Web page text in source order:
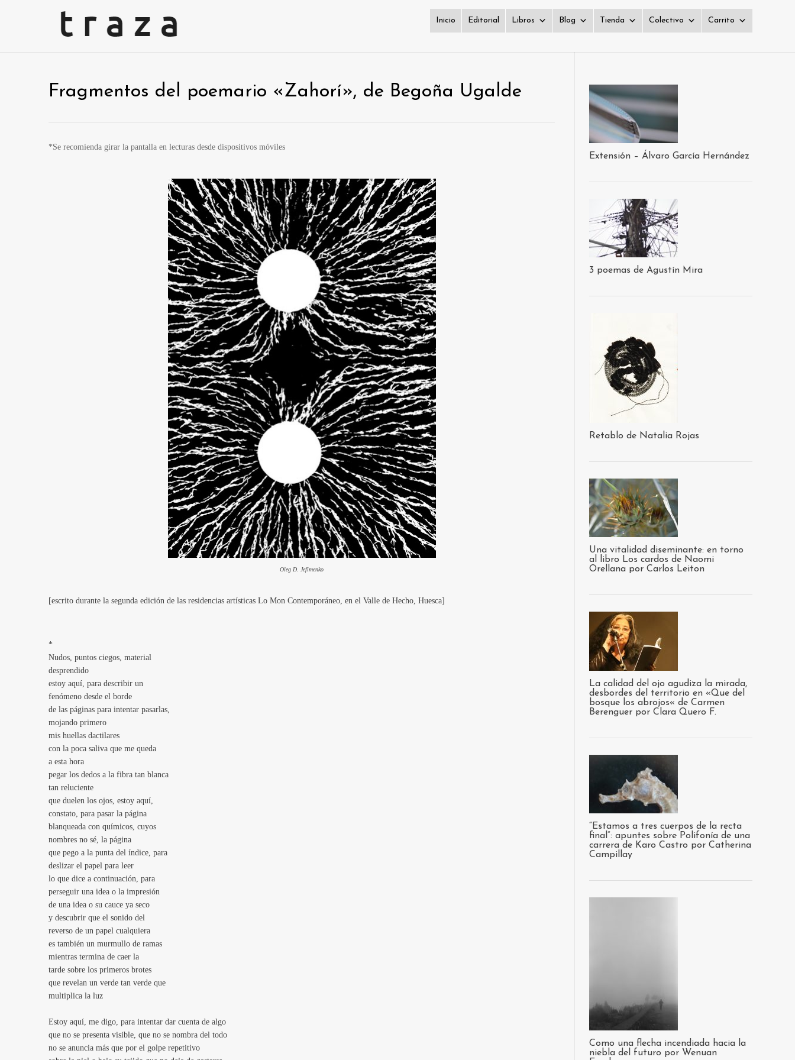
Inicio Editorial Libros Blog Tienda Colectivo Carrito
Fragmentos del poemario «Zahorí», de Begoña Ugalde
*Se recomienda girar la pantalla en lecturas desde dispositivos móviles
Oleg D. Jefimenko
[escrito durante la segunda edición de las residencias artísticas Lo Mon Contemporáneo, en el Valle de Hecho, Huesca]
*
Nudos, puntos ciegos, material
desprendido
estoy aquí, para describir un
fenómeno desde el borde
de las páginas para intentar pasarlas,
mojando primero
mis huellas dactilares
con la poca saliva que me queda
a esta hora
pegar los dedos a la fibra tan blanca
tan reluciente
que duelen los ojos, estoy aquí,
constato, para pasar la página
blanqueada con químicos, cuyos
nombres no sé, la página
que pego a la punta del índice, para
deslizar el papel para leer
lo que dice a continuación, para
perseguir una idea o la impresión
de una idea o su cauce ya seco
y descubrir que el sonido del
reverso de un papel cualquiera
es también un murmullo de ramas
mientras termina de caer la
tarde sobre los primeros brotes
que revelan un verde tan verde que
multiplica la luz
Estoy aquí, me digo, para intentar dar cuenta de algo
que no se presenta visible, que no se nombra del todo
no se anuncia más que por el golpe repetitivo
Extensión – Álvaro García Hernández
3 poemas de Agustín Mira
Retablo de Natalia Rojas
Una vitalidad diseminante: en torno
al libro Los cardos de Naomi
Orellana por Carlos Leiton
La calidad del ojo agudiza la mirada,
desbordes del territorio en «Que del
bosque los abrojos« de Carmen
Berenguer por Clara Quero F.
“Estamos a tres cuerpos de la recta
final”: apuntes sobre Polifonía de una
carrera de Karo Castro por Catherina
Campillay
Como una flecha incendiada hacia la
niebla del futuro por Wenuan